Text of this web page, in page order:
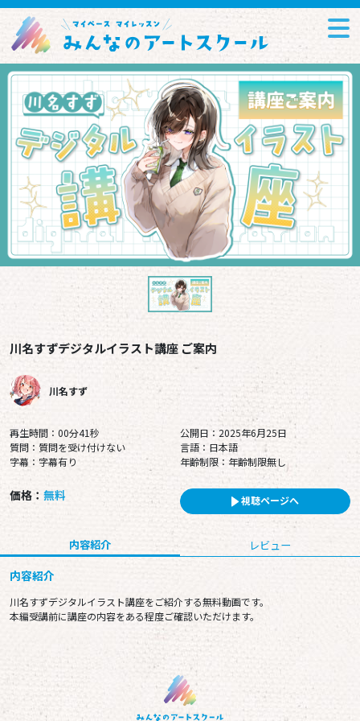
川名すずデジタルイラスト講座 ご案内
川名すず
再生時間：00分41秒
公開日：2025年6月25日
質問：質問を受け付けない
言語：日本語
字幕：字幕有り
年齢制限：年齢制限無し
価格： 無料 視聴ページへ
内容紹介 レビュー
内容紹介
川名すずデジタルイラスト講座をご紹介する無料動画です。
本編受講前に講座の内容をある程度ご確認いただけます。